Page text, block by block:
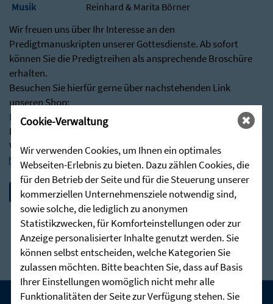
Musik
Reinhard & Marita Börner
Wir freuen uns über Ihr Interesse an den
Predigtmanuskripten unserer Gottesdienste. Ab sofort
können Sie die Predigtreihen als ansprechende Broschüre
erhalten.
Besuchen Sie hierfür gerne über nachstehenden Link
unseren Shop:
Predigten - Die Zieglerschen (stunde-des-hoechsten.de)
Bei Rückfragen stehen wir Ihnen jederzeit sehr gerne zur
Verfügung:
post@stunde-des-hoechsten.de
Cookie-Verwaltung
Wir verwenden Cookies, um Ihnen ein optimales
Webseiten-Erlebnis zu bieten. Dazu zählen Cookies, die
für den Betrieb der Seite und für die Steuerung unserer
kommerziellen Unternehmensziele notwendig sind,
sowie solche, die lediglich zu anonymen
Statistikzwecken, für Komforteinstellungen oder zur
Anzeige personalisierter Inhalte genutzt werden. Sie
können selbst entscheiden, welche Kategorien Sie
zulassen möchten. Bitte beachten Sie, dass auf Basis
Ihrer Einstellungen womöglich nicht mehr alle
Funktionalitäten der Seite zur Verfügung stehen. Sie